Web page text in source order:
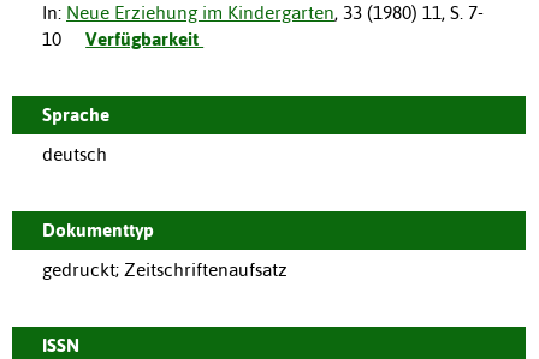
In: Neue Erziehung im Kindergarten, 33 (1980) 11 , S. 7-
10
Verfügbarkeit
Sprache
deutsch
Dokumenttyp
gedruckt; Zeitschriftenaufsatz
ISSN